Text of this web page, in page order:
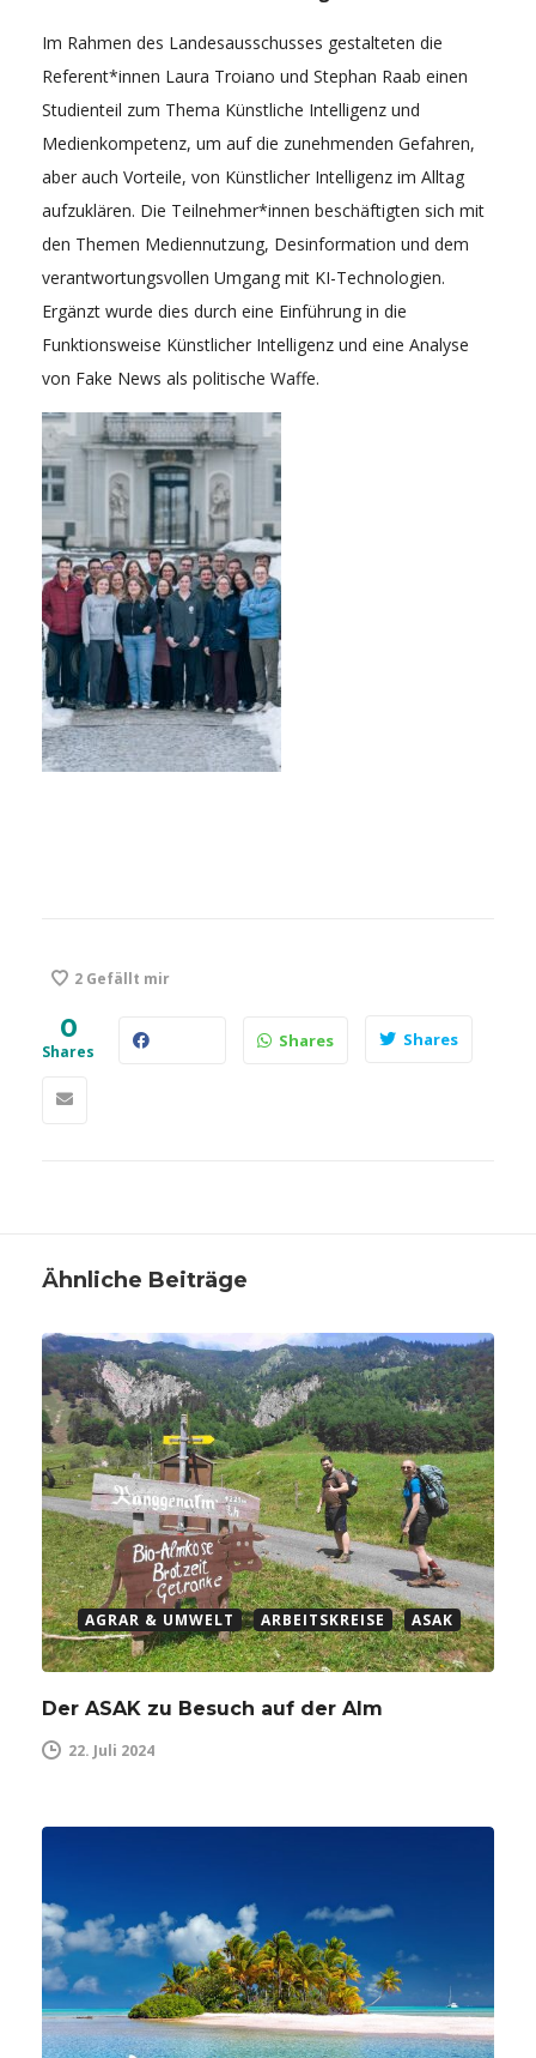
Im Rahmen des Landesausschusses gestalteten die
Referent*innen Laura Troiano und Stephan Raab einen
Studienteil zum Thema Künstliche Intelligenz und
Medienkompetenz, um auf die zunehmenden Gefahren,
aber auch Vorteile, von Künstlicher Intelligenz im Alltag
aufzuklären. Die Teilnehmer*innen beschäftigten sich mit
den Themen Mediennutzung, Desinformation und dem
verantwortungsvollen Umgang mit KI-Technologien.
Ergänzt wurde dies durch eine Einführung in die
Funktionsweise Künstlicher Intelligenz und eine Analyse
von Fake News als politische Waffe.
2 Gefällt mir
0
Shares
Shares Shares
Ähnliche Beiträge
AGRAR & UMWELT ARBEITSKREISE ASAK
Der ASAK zu Besuch auf der Alm
22. Juli 2024